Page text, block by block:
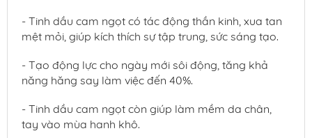
- Tinh dầu cam ngọt có tác động thần kinh, xua tan
mệt mỏi, giúp kích thích sự tập trung, sức sáng tạo.
- Tạo động lực cho ngày mới sôi động, tăng khả
năng hăng say làm việc đến 40%.
- Tinh dầu cam ngọt còn giúp làm mềm da chân,
tay vào mùa hanh khô.